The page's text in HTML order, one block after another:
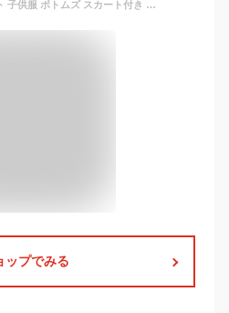
スカッツ フレアスカート 子供服 ボトムズ スカート付き キッズ 裏起毛 ジュニア レギパン チェック柄 レギンスパンツ 二点送料 レギンス
ップでみる